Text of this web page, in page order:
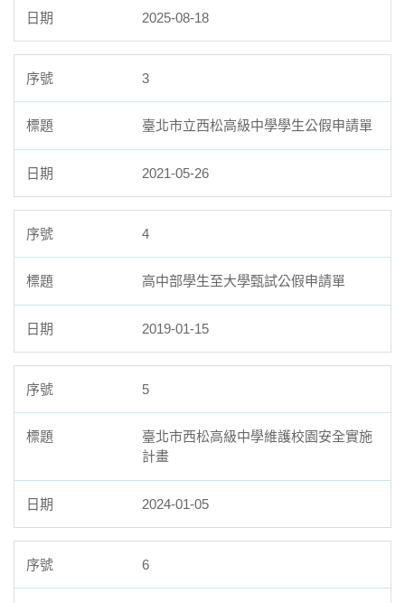
2025-08-18
3
臺北市立西松高級中學學生公假申請單
2021-05-26
4
高中部學生至大學甄試公假申請單
2019-01-15
5
臺北市西松高級中學維護校園安全實施
計畫
2024-01-05
6